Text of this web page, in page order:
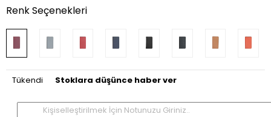
Renk Seçenekleri
Tükendi Stoklara düşünce haber ver
Kişiselleştirilmek İçin Notunuzu Giriniz..